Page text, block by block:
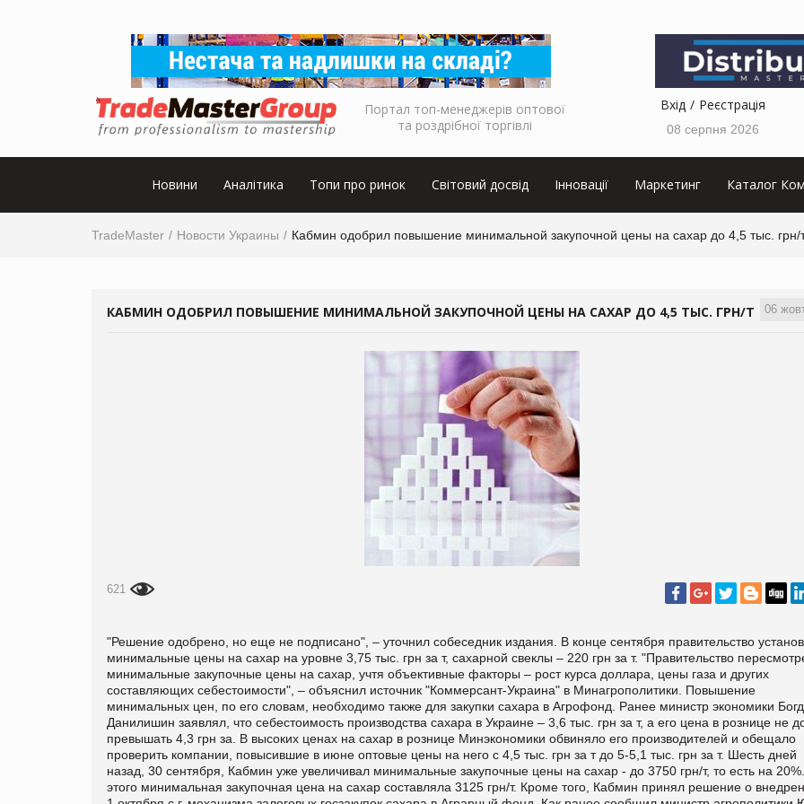
Портал топ-менеджерів оптової
та роздрібної торгівлі
Вхід Реєстрація
08 серпня 2026
Новини Аналітика Топи про ринок Світовий досвід Інновації Маркетинг Каталог
TradeMaster Новости Украины Кабмин одобрил повышение минимальной закупочной цены на сахар до 4,5 тыс. грн/
06
КАБМИН ОДОБРИЛ ПОВЫШЕНИЕ МИНИМАЛЬНОЙ ЗАКУПОЧНОЙ ЦЕНЫ НА САХАР ДО 4,5 ТЫС. ГРН/Т
621
"Решение одобрено, но еще не подписано", – уточнил собеседник издания. В конце сентября правительство
минимальные цены на сахар на уровне 3,75 тыс. грн за т, сахарной свеклы – 220 грн за т. "Правительство
минимальные закупочные цены на сахар, учтя объективные факторы – рост курса доллара, цены газа и других
составляющих себестоимости", – объяснил источник "Коммерсант-Украина" в Минагрополитики. Повышение
минимальных цен, по его словам, необходимо также для закупки сахара в Агрофонд. Ранее министр экономики
Данилишин заявлял, что себестоимость производства сахара в Украине – 3,6 тыс. грн за т, а его цена в рознице не
превышать 4,3 грн за. В высоких ценах на сахар в рознице Минэкономики обвиняло его производителей и обещало
проверить компании, повысившие в июне оптовые цены на него с 4,5 тыс. грн за т до 5-5,1 тыс. грн за т. Шесть дней
назад, 30 сентября, Кабмин уже увеличивал минимальные закупочные цены на сахар - до 3750 грн/т, то есть на
этого минимальная закупочная цена на сахар составляла 3125 грн/т. Кроме того, Кабмин принял решение о